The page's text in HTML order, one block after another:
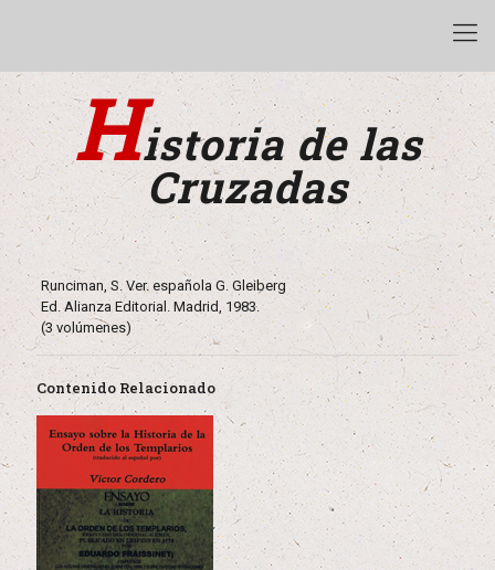
Historia de las
Cruzadas
Runciman, S. Ver. española G. Gleiberg
Ed. Alianza Editorial. Madrid, 1983.
(3 volúmenes)
Contenido Relacionado